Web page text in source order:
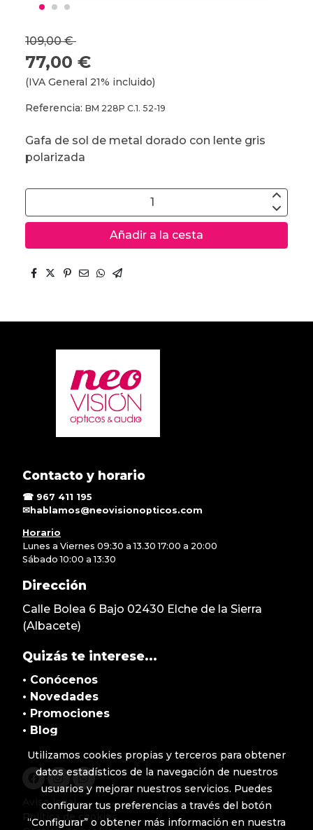
109,00 €
77,00 €
(IVA General 21% incluido)
Referencia: BM 228P C.1. 52-19
Gafa de sol de metal dorado con lente gris
polarizada
Añadir a la cesta
Contacto y horario
☎ 967 411 195
✉hablamos@neovisionopticos.com
Horario
Lunes a Viernes 09:30 a 13.30 17:00 a 20:00
Sábado 10:00 a 13:30
Dirección
Calle Bolea 6 Bajo 02430 Elche de la Sierra
(Albacete)
Quizás te interese...
• Conócenos
• Novedades
• Promociones
• Blog
Aviso legal
Política de cookies
Utilizamos cookies propias y terceros para obtener
datos estadísticos de la navegación de nuestros
usuarios y mejorar nuestros servicios. Puedes
configurar tus preferencias a través del botón
“Configurar” o obtener más información en nuestra